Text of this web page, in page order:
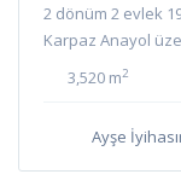
2 dönüm 2 evlek
Karpaz Anayol
3,520 m2
Ayşe